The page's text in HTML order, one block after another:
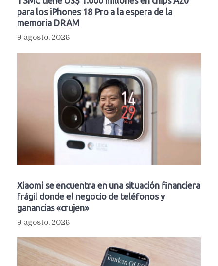
para los iPhones 18 Pro a la espera de la
memoria DRAM
9 agosto, 2026
Xiaomi se encuentra en una situación financiera
frágil donde el negocio de teléfonos y
ganancias «crujen»
9 agosto, 2026